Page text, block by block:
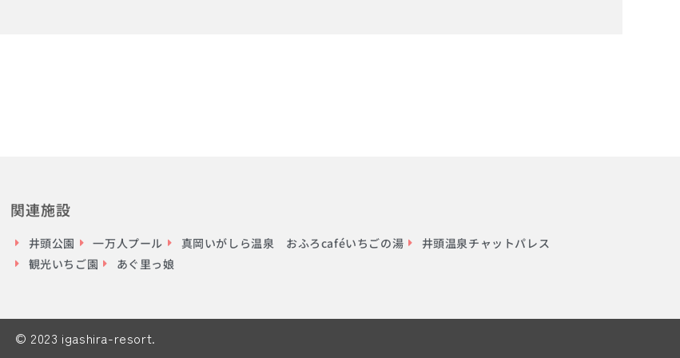
関連施設
井頭公園 一万人プール 真岡いがしら温泉 おふろcaféいちごの湯
井頭温泉チャットパレス
観光いちご園
あぐ里っ娘
© 2023 igashira-resort.